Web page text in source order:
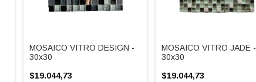
MOSAICO VITRO DESIGN -
30x30
$19.044,73
MOSAICO VITRO JADE -
30x30
$19.044,73